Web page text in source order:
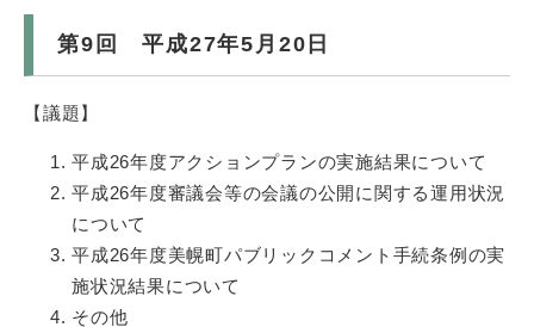
第9回 平成27年5月20日
【議題】
平成26年度アクションプランの実施結果について
平成26年度審議会等の会議の公開に関する運用状況
について
平成26年度美幌町パブリックコメント手続条例の実
施状況結果について
その他